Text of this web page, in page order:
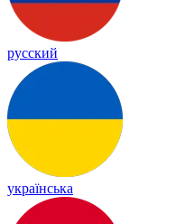
русский
українська